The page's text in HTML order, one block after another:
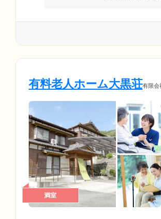
有料老人ホーム大黒荘有限会
満室